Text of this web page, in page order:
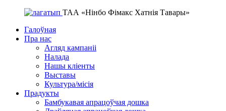
ТАА «Нінбо Фімакс Хатнія Тавары»
Галоўная
Пра нас
Агляд кампаніі
Налада
Нашы кліенты
Выставы
Культура/місія
Прадукты
Бамбукавая апрацоўчая дошка